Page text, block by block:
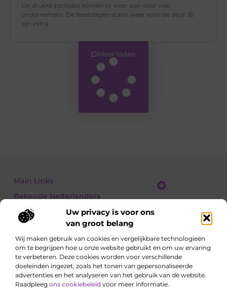
Uw privacy is voor ons
van groot belang
Wij maken gebruik van cookies en vergelijkbare technologieën
om te begrijpen hoe u onze website gebruikt en om uw ervaring
te verbeteren. Deze cookies worden voor verschillende
doeleinden ingezet, zoals het tonen van gepersonaliseerde
advertenties en het analyseren van het gebruik van de website.
Raadpleeg ons cookiebeleid voor meer informatie.
De drukke periodes komen er weer aan voor veel
ondernemers. De feestdagen staan weer voor de deur. Er
zijn extra
Meer laden
Main Links
Bekende Nederlanders
Ontdek, lees, leer – elke dag opnieuw
Artikelen vol kennis, meningen en inspirerende